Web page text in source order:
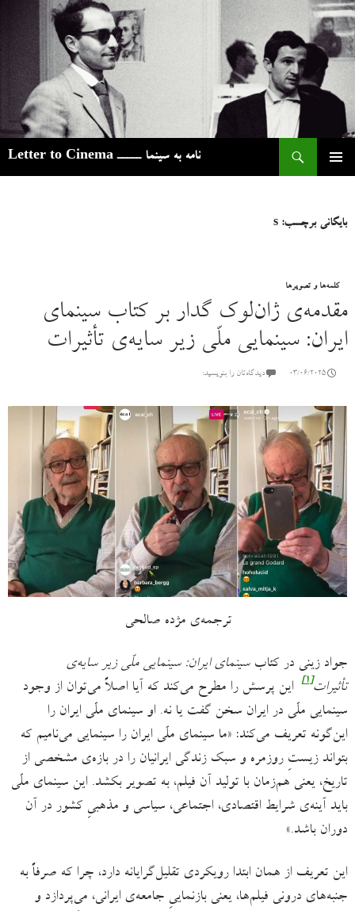
نامه به سینما ـــــ Letter to Cinema
بایگانی برچسب: s
کلمه‌ها و تصویرها
مقدمه‌ی ژان‌لوک گدار بر کتاب سینمای
ایران: سینمایی ملّی زیر سایه‌ی تأثیرات
03/06/2025 دیدگاه‌تان را بنویسید:
ترجمه‌ی مژده صالحی
جواد زینی در کتابسینمای ایران: سینمایی ملّی زیر سایه‌ی
تأثیرات[۱]
این پرسش را مطرح می‌کند که آیا اصلاً می‌توان از وجود
سینمایی ملّی در ایران سخن گفت یا نه. او سینمای ملّی ایران را
این‌گونه تعریف می‌کند: «ما سینمای ملّی ایران را سینمایی می‌نامیم که
بتواند زیستِ روزمره و سبک زندگی ایرانیان را در بازه‌ی مشخصی از
تاریخ، یعنی هم‌زمان با تولید آن فیلم، به تصویر بکشد. این سینمای ملّی
باید آینه‌ی شرایط اقتصادی، اجتماعی، سیاسی و مذهبیِ کشور در آن
دوران باشد.»
این تعریف از همان ابتدا رویکردی تقلیل‌گرایانه دارد، چرا که صرفاً به
جنبه‌های درونی فیلم‌ها، یعنی بازنماییِ جامعه‌ی ایرانی، می‌پردازد و